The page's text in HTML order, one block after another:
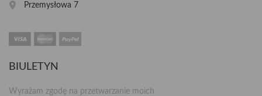
Przemysłowa 7
BIULETYN
Wyrażam zgodę na przetwarzanie moich